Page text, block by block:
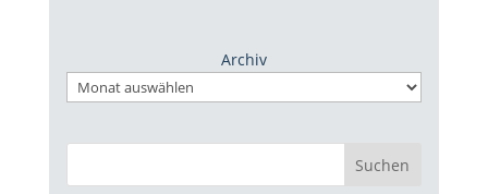
Archiv
Suchen